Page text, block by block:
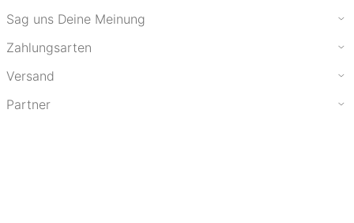
Sag uns Deine Meinung
Zahlungsarten
Versand
Partner